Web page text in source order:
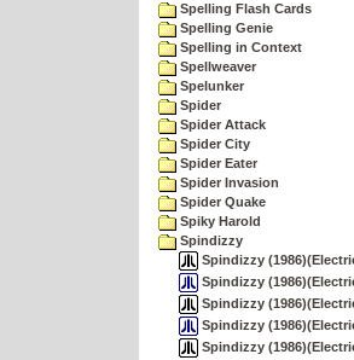
Spelling Flash Cards
Spelling Genie
Spelling in Context
Spellweaver
Spelunker
Spider
Spider Attack
Spider City
Spider Eater
Spider Invasion
Spider Quake
Spiky Harold
Spindizzy
Spindizzy
Spindizzy
Spindizzy
Spindizzy
Spindizzy